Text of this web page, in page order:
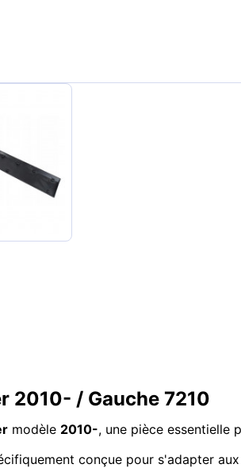
2010- / Gauche 7210
modèle 2010-, une pièce essentielle
conçue pour s'adapter